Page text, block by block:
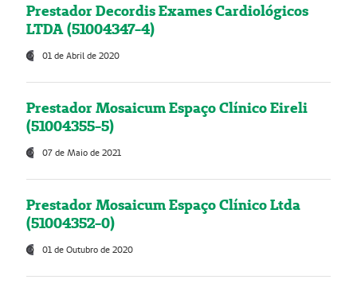
Prestador Decordis Exames Cardiológicos
LTDA (51004347-4)
01 de Abril de 2020
Prestador Mosaicum Espaço Clínico Eireli
(51004355-5)
07 de Maio de 2021
Prestador Mosaicum Espaço Clínico Ltda
(51004352-0)
01 de Outubro de 2020